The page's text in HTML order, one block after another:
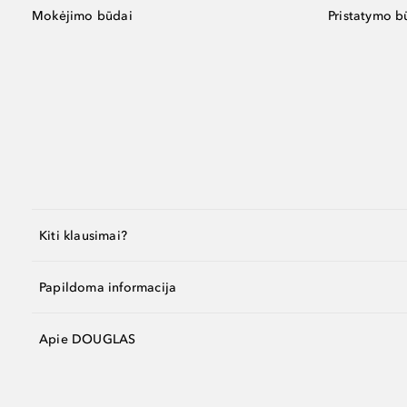
Mokėjimo būdai Pristatymo
Kiti klausimai?
Papildoma informacija
Apie DOUGLAS